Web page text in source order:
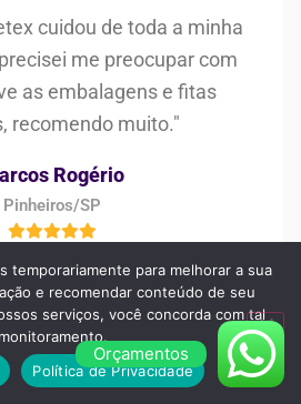
cuidou de toda a minha
me preocupar com
as embalagens e fitas
recomendo muito."
Rogério
Pinheiros/SP
e encontrei a Fretex
Orçamentos
temporariamente para melhorar a sua
e recomendar conteúdo de seu
serviços, você concorda com tal
monitoramento.
Política de Privacidade